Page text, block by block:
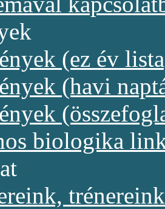
(ez év
(havi
biologika
trénereink